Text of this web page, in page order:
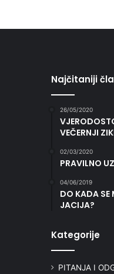
Najčitaniji
26/05/2020
VEČERNJI
02/03/2020
PRAVILNO
04/06/2019
DO KADA SE
JACIJA?
Kategorije
PITANJA I